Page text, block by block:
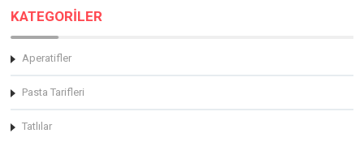
KATEGORİLER
Aperatifler
Pasta Tarifleri
Tatlılar